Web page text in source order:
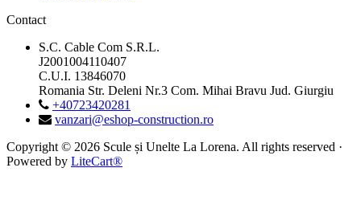
Contact
S.C. Cable Com S.R.L.
J2001004110407
C.U.I. 13846070
Romania Str. Deleni Nr.3 Com. Mihai Bravu Jud. Giurgiu
+40723420281
vanzari@eshop-construction.ro
Copyright © 2026 Scule și Unelte La Lorena. All rights reserved ·
Powered by LiteCart®